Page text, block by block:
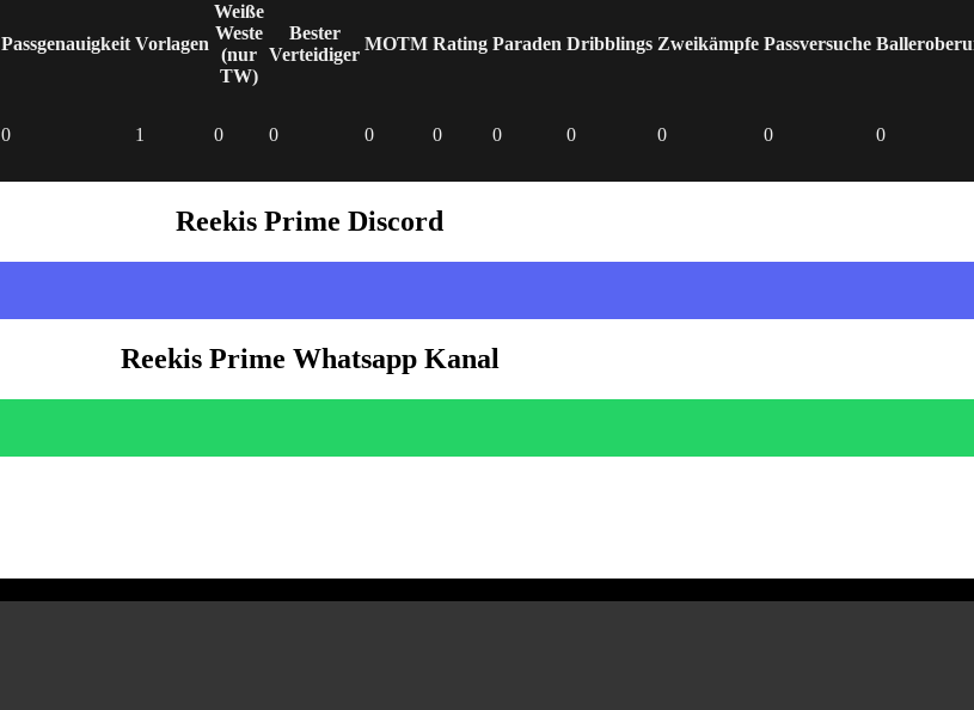
Passgenauigkeit Vorlagen
Weiße
Weste
(nur
TW)
Bester
Verteidiger
MOTM Rating Paraden Dribblings Zweikämpfe Passversuche
0 1 0 0 0 0 0 0 0 0 0
Reekis Prime Discord
Reekis Prime Whatsapp Kanal